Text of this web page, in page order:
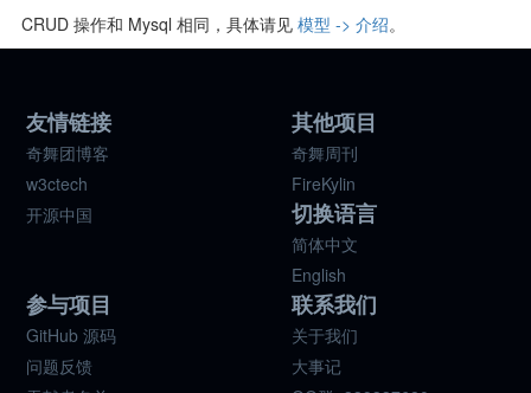
CRUD 操作和 Mysql 相同，具体请见 模型 -> 介绍。
友情链接
奇舞团博客
w3ctech
开源中国
其他项目
奇舞周刊
FireKylin
切换语言
简体中文
English
参与项目
GitHub 源码
问题反馈
联系我们
关于我们
大事记